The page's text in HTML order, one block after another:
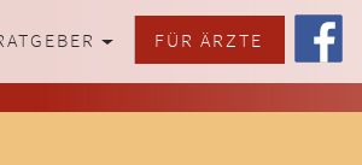
FÜR ÄRZTE